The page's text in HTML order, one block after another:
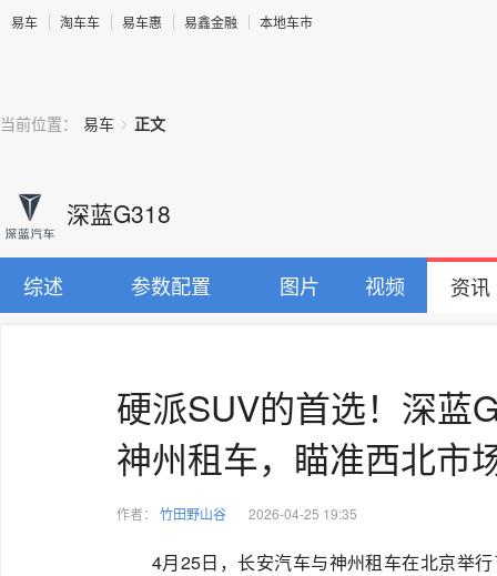
易车 淘车车 易车惠 易鑫金融 本地车市
当前位置： 易车 > 正文
深蓝G318
综述 参数配置 图片 视频 资讯
硬派SUV的首选！深蓝
神州租车，瞄准西北市
作者： 竹田野山谷 2026-04-25 19:35
4月25日，长安汽车与神州租车在北京举